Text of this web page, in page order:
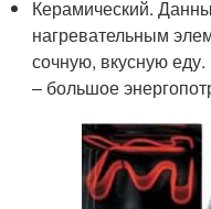
Керамический.
нагревательным
сочную, вкусную еду.
– большое